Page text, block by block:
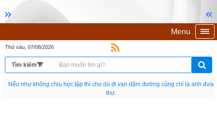
Menu
Thứ sáu, 07/08/2026
Nếu như không chịu học tập thì cho dù đi vạn dặm đường cũng chỉ là anh đưa
thư.